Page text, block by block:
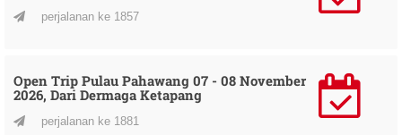
perjalanan ke 1857
Open Trip Pulau Pahawang 07 - 08 November
2026, Dari Dermaga Ketapang
perjalanan ke 1881